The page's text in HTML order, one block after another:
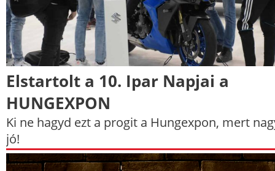
Elstartolt a 10. Ipar Napjai a
HUNGEXPON
Ki ne hagyd ezt a progit a Hungexpon, mert
jó!